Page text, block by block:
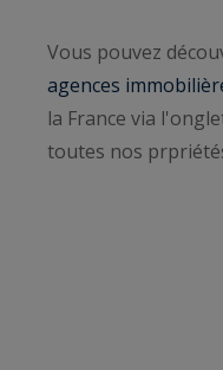
Vous pouvez
agences
la France via
toutes nos